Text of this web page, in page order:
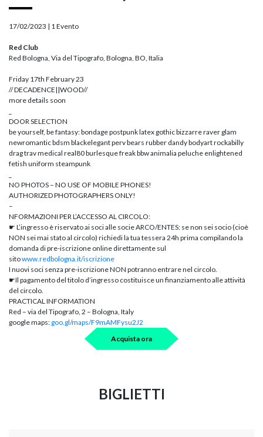
17/02/2023 | 1 Evento
Red Club
Red Bologna, Via del Tipografo, Bologna, BO, Italia
Friday 17th February 23
// DECADENCE||WOOD//
more details soon
DOOR SELECTION
be yourself, be fantasy: bondage postpunk latex gothic bizzarre raver glam
newromantic bdsm blackelegant perv bears rubber dandy bodyart rockabilly
drag trav medical real80 burlesque freak bbw animalia peluche enlightened
fetish uniform steampunk
NO PHOTOS – NO USE OF MOBILE PHONES!
AUTHORIZED PHOTOGRAPHERS ONLY!
–
NFORMAZIONI PER L’ACCESSO AL CIRCOLO:
☛ L’ingresso è riservato ai soci alle socie ARCO/ENTES: se non sei socio (cioè
NON sei mai stato al circolo) richiedi la tua tessera 24h prima compilando la
domanda di pre-iscrizione online direttamente sul
sitowww.redbologna.it/iscrizione
I nuovi soci senza pre-iscrizione NON potranno entrare nel circolo.
☛Il pagamento del titolo d’ingresso costituisce un finanziamento alle attività
del circolo.
PRACTICAL INFORMATION
Red – via del Tipografo, 2 – Bologna, Italy
google maps: goo.gl/maps/F9mAMFysu2J2
Acquista ora
BIGLIETTI